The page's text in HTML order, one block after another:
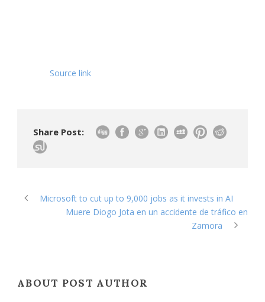
Source link
Share Post:
Microsoft to cut up to 9,000 jobs as it invests in AI
Muere Diogo Jota en un accidente de tráfico en
Zamora
ABOUT POST AUTHOR